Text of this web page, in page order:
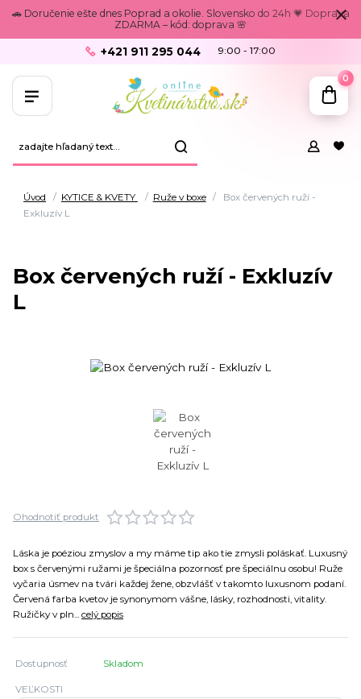
🚗 Doručenie ešte dnes Poprad a okolie. Slovensko do 24h 💗 Doprava
ZDARMA – kód: doprava 🌸
+421 911 295 044 9:00 - 17:00
0
Úvod KYTICE & KVETY Ruže v boxe
Box červených ruží -
Exkluzív L
Box červených ruží - Exkluzív
L
Ohodnotiť produkt
Láska je poéziou zmyslov a my máme tip ako tie zmysli poláskať. Luxusný
box s červenými ružami je špeciálna pozornosť pre špeciálnu osobu! Ruže
vyčaria úsmev na tvári každej žene, obzvlášť v takomto luxusnom podaní.
Červená farba kvetov je synonymom vášne, lásky, rozhodnosti, vitality.
Ružičky v pln... celý popis
Dostupnosť Skladom
VEĽKOSTI